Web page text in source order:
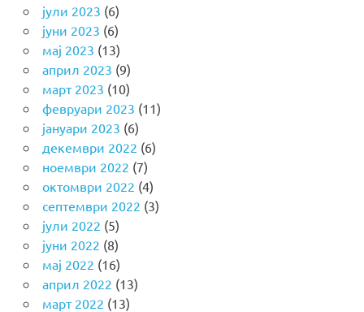
јули 2023 (6)
јуни 2023 (6)
мај 2023 (13)
април 2023 (9)
март 2023 (10)
февруари 2023 (11)
јануари 2023 (6)
декември 2022 (6)
ноември 2022 (7)
октомври 2022 (4)
септември 2022 (3)
јули 2022 (5)
јуни 2022 (8)
мај 2022 (16)
април 2022 (13)
март 2022 (13)